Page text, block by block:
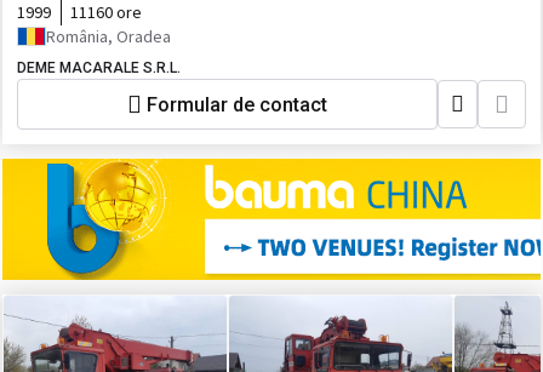
1999
11160 ore
România, Oradea
DEME MACARALE S.R.L.
Formular de contact